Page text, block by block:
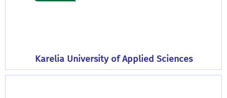
Karelia University of Applied Sciences